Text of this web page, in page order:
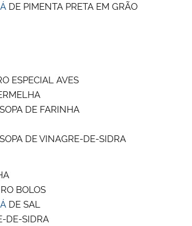
DE PIMENTA PRETA EM GRÃO
ESPECIAL AVES
DE FARINHA
DE VINAGRE-DE-SIDRA
BOLOS
DE SAL
DE-SIDRA